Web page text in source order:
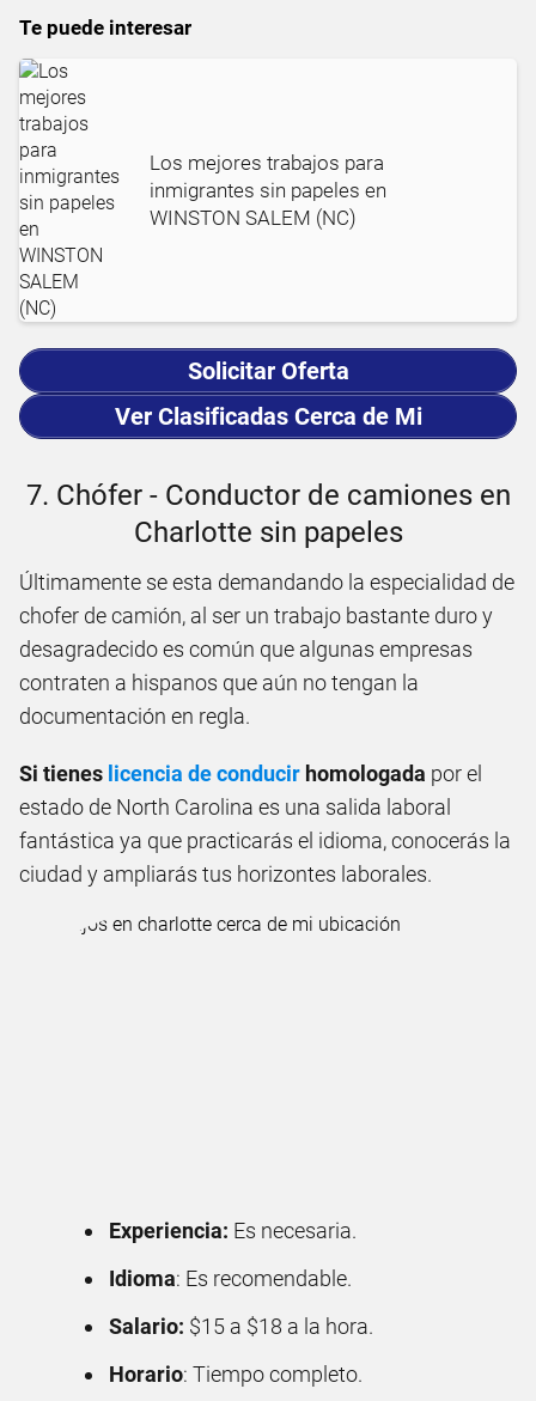
Te puede interesar
Los mejores trabajos para
inmigrantes sin papeles en
WINSTON SALEM (NC)
Solicitar Oferta
Ver Clasificadas Cerca de Mi
7. Chófer - Conductor de camiones en
Charlotte sin papeles
Últimamente se esta demandando la especialidad de
chofer de camión, al ser un trabajo bastante duro y
desagradecido es común que algunas empresas
contraten a hispanos que aún no tengan la
documentación en regla.
Si tienes licencia de conducir homologada por el
estado de North Carolina es una salida laboral
fantástica ya que practicarás el idioma, conocerás la
ciudad y ampliarás tus horizontes laborales.
Experiencia: Es necesaria.
Idioma: Es recomendable.
Salario: $15 a $18 a la hora.
Horario: Tiempo completo.